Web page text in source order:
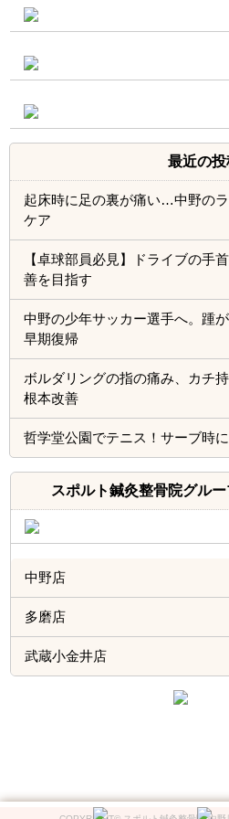
最近の投
起床時に足の裏が痛い…中野の
ケア
【卓球部員必見】ドライブの手
善を目指す
中野の少年サッカー選手へ。踵
早期復帰
ボルダリングの指の痛み、カチ
根本改善
哲学堂公園でテニス！サーブ時
スポルト鍼灸整骨院グル
中野店
多磨店
武蔵小金井店